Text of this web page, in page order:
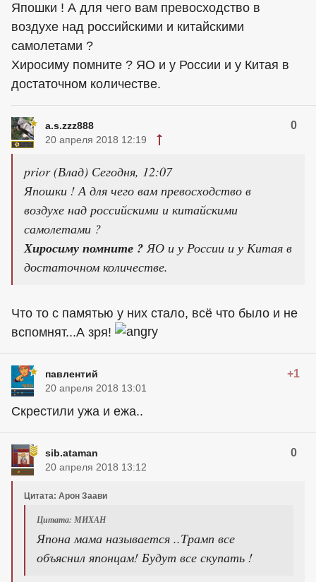
Япошки ! А для чего вам превосходство в
воздухе над российскими и китайскими
самолетами ?
Хиросиму помните ? ЯО и у России и у Китая в
достаточном количестве.
a.s.zzz888 0
20 апреля 2018 12:19
prior (Влад) Сегодня, 12:07
Япошки ! А для чего вам превосходство в
воздухе над российскими и китайскими
самолетами ?
Хиросиму помните ?ЯО и у России и у Китая в
достаточном количестве.
Что то с памятью у них стало, всё что было и не
вспомнят...А зря!
павлентий +1
20 апреля 2018 13:01
Скрестили ужа и ежа..
sib.ataman 0
20 апреля 2018 13:12
Цитата: Арон Заави
Цитата: МИХАН
Япона мама называется ..Трамп все
объяснил японцам! Будут все скупать !